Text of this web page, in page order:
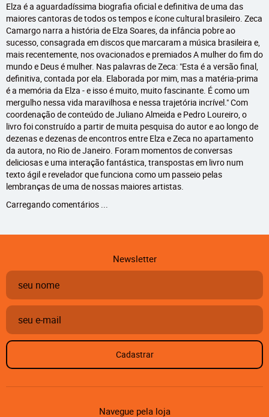
Elza é a aguardadíssima biografia oficial e definitiva de uma das
maiores cantoras de todos os tempos e ícone cultural brasileiro. Zeca
Camargo narra a história de Elza Soares, da infância pobre ao
sucesso, consagrada em discos que marcaram a música brasileira e,
mais recentemente, nos ovacionados e premiados A mulher do fim do
mundo e Deus é mulher. Nas palavras de Zeca: "Esta é a versão final,
definitiva, contada por ela. Elaborada por mim, mas a matéria-prima
é a memória da Elza - e isso é muito, muito fascinante. É como um
mergulho nessa vida maravilhosa e nessa trajetória incrível." Com
coordenação de conteúdo de Juliano Almeida e Pedro Loureiro, o
livro foi construído a partir de muita pesquisa do autor e ao longo de
dezenas e dezenas de encontros entre Elza e Zeca no apartamento
da autora, no Rio de Janeiro. Foram momentos de conversas
deliciosas e uma interação fantástica, transpostas em livro num
texto ágil e revelador que funciona como um passeio pelas
lembranças de uma de nossas maiores artistas.
Carregando comentários ...
Newsletter
Cadastrar
Navegue pela loja